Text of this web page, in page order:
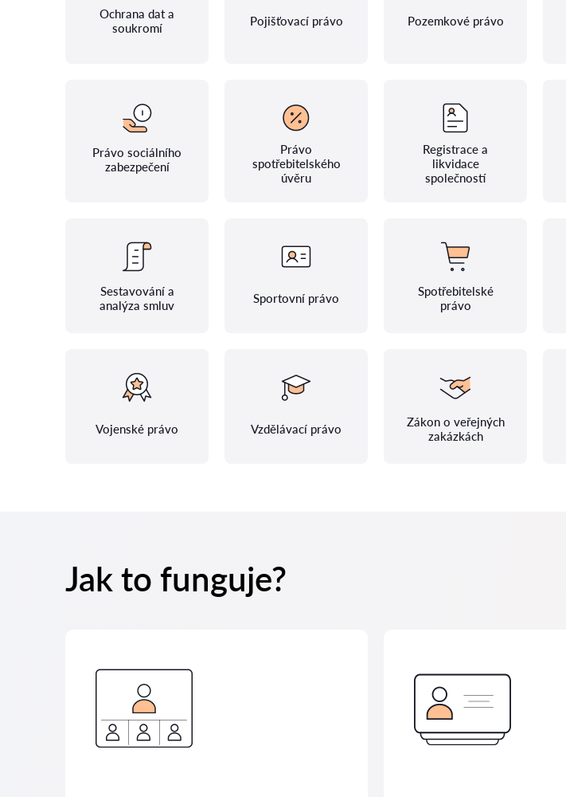
Ochrana dat a
soukromí
Pojišťovací právo Pozemkové právo
Právo sociálního
zabezpečení
Právo
spotřebitelského
úvěru
Registrace a
likvidace
společností
Sestavování a
analýza smluv
Sportovní právo
Spotřebitelské
právo
Vojenské právo Vzdělávací právo
Zákon o veřejných
zakázkách
Jak to funguje?